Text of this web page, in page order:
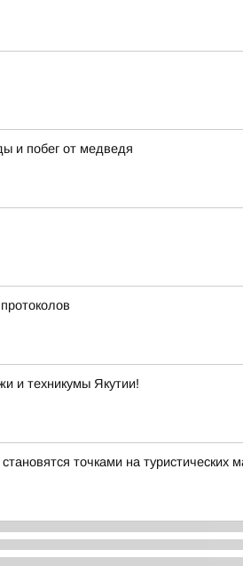
и побег от медведя
и техникумы Якутии!
точками на туристических